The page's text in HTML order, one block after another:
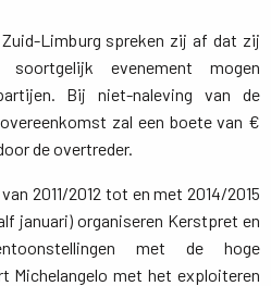
Limburg spreken zij af dat zij
evenement mogen
Bij niet-naleving van de
zal een boete van €
de overtreder.
2011/2012 tot en met 2014/2015
januari) organiseren Kerstpret en
met de hoge
Michelangelo met het exploiteren